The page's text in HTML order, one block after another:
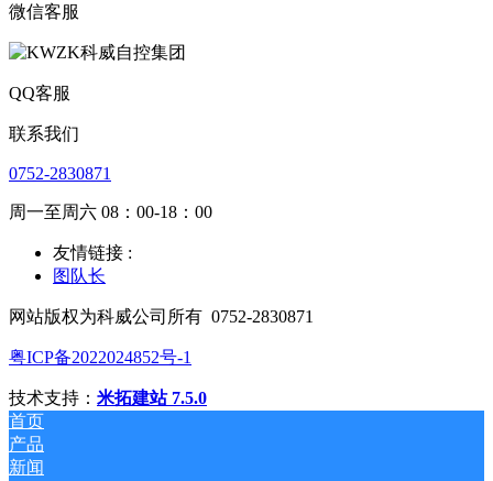
微信客服
QQ客服
联系我们
0752-2830871
周一至周六 08：00-18：00
友情链接 :
图队长
网站版权为科威公司所有 0752-2830871
粤ICP备2022024852号-1
技术支持： 米拓建站 7.5.0
首页
产品
新闻